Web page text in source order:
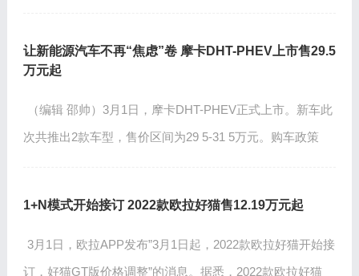
让新能源汽车不再“焦虑”卷 摩卡DHT-PHEV上市售29.5
万元起
（编辑 邵帅）3月1日，摩卡DHT-PHEV正式上市。新车此
次共推出2款车型，售价区间为29 5-31 5万元。购车政策
1+N模式开始接订 2022款欧拉好猫售12.19万元起
3月1日，欧拉APP发布”3月1日起，2022款欧拉好猫开始接
订，好猫GT版价格调整”的消息。据悉，2022款欧拉好猫